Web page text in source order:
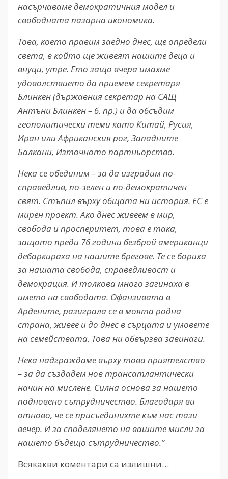
насърчаваме демократичния модел и
свободната пазарна икономика.
Това, което правим заедно днес, ще определи
света, в който ще живеят нашите деца и
внуци, утре. Ето защо вчера имахме
удоволствието да приемем секретаря
Блинкен (държавния секретар на САЩ
Антъни Блинкен – б. пр.) и да обсъдим
геополитически теми като Китай, Русия,
Иран или Африканския рог, Западните
Балкани, Източното партньорство.
Нека се обединим – за да изградим по-
справедлив, по-зелен и по-демократичен
свят. Стъпил върху общата ни история. ЕС е
мирен проект. Ако днес живеем в мир,
свобода и просперитет, това е така,
защото преди 76 години безброй американци
дебаркираха на нашите брегове. Те се бориха
за нашата свобода, справедливост и
демокрация. И толкова много загинаха в
името на свободата. Офанзивата в
Ардените, разиграла се в моята родна
страна, живее и до днес в сърцата и умовете
на семействата. Това ни обвързва завинаги.
Нека надграждаме върху това приятелство
– за да създадем нов трансатлантически
начин на мислене. Силна основа за нашето
подновено сътрудничество. Благодаря ви
отново, че се присъединихте към нас тази
вечер. И за споделянето на вашите мисли за
нашето бъдещо сътрудничество.”
Всякакви коментари са излишни…